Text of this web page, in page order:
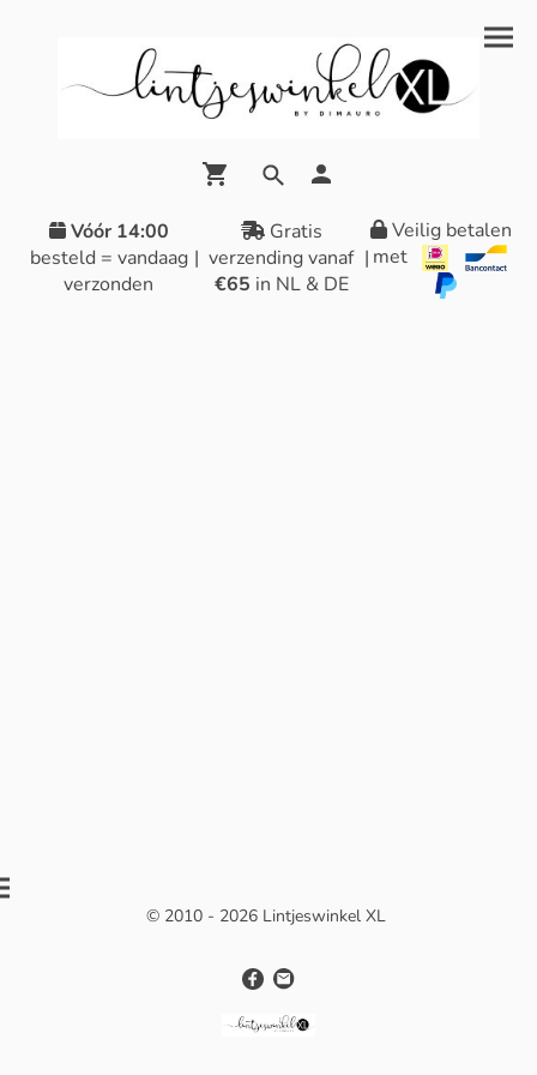
Vóór 14:00
besteld = vandaag
verzonden
|
Gratis
verzending vanaf
€65 in NL & DE
|
Veilig betalen
met
© 2010 - 2026 Lintjeswinkel XL